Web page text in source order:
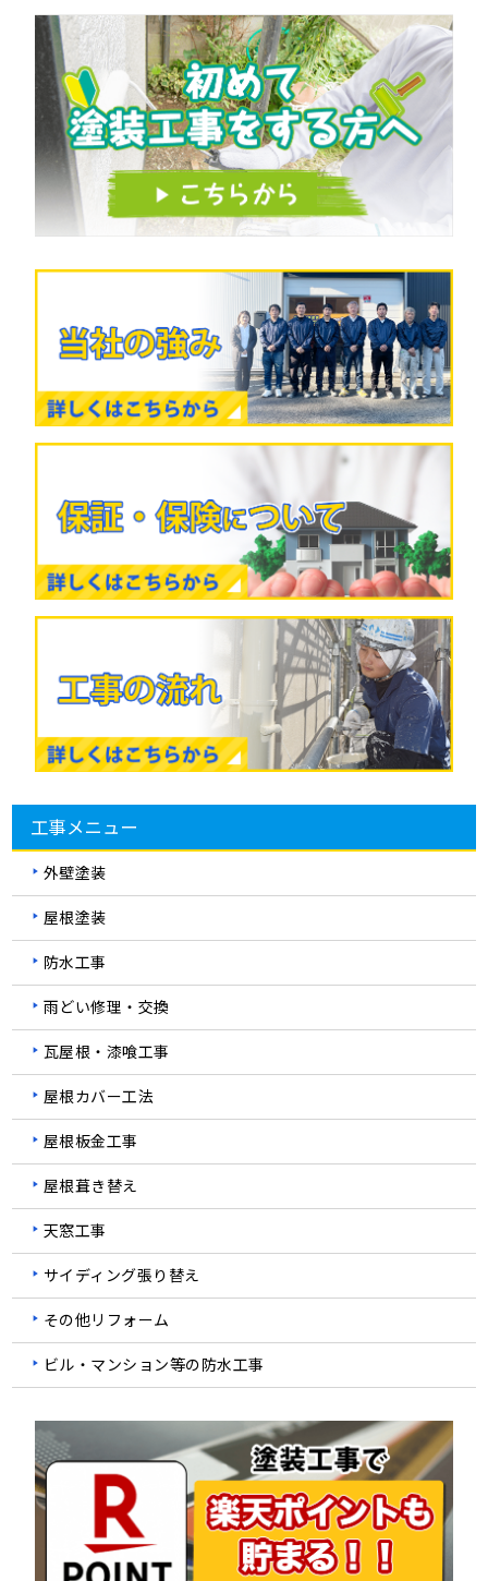
工事メニュー
外壁塗装
屋根塗装
防水工事
雨どい修理・交換
瓦屋根・漆喰工事
屋根カバー工法
屋根板金工事
屋根葺き替え
天窓工事
サイディング張り替え
その他リフォーム
ビル・マンション等の防水工事